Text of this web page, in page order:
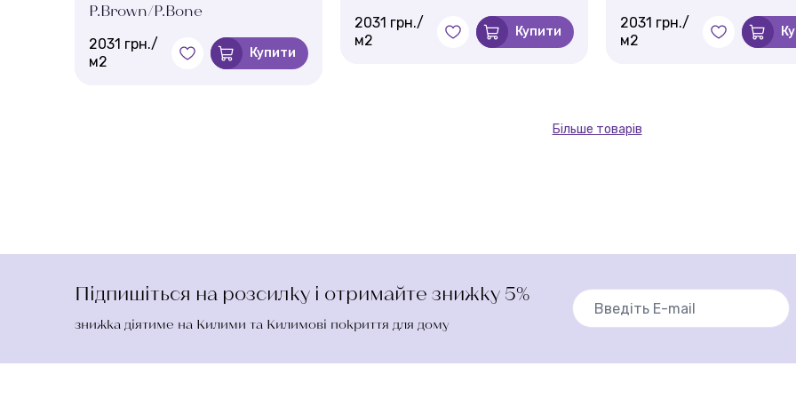
P.Brown/P.Bone
2031 грн./
м2
Купити
2031 грн./
м2
Купити
2031 грн./
м2
Більше товарів
Підпишіться на розсилку і отримайте знижку 5%
знижка діятиме на Килими та Килимові покриття для дому